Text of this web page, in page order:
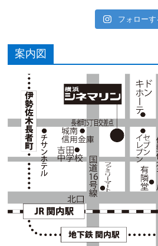
フォローす
案内図